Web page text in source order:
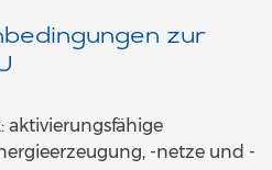
zur
: aktivierungsfähige
-netze und -